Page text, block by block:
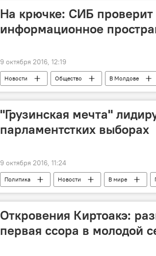
На крючке: СИБ проверит
информационное
9 октября 2016, 12:19
Новости Общество В Молдове
проверка
информационная безопасность
"Грузинская мечта"
парламентстких выборах
9 октября 2016, 11:24
Политика Новости В мире
Откровения Киртоакэ:
первая ссора в молодой